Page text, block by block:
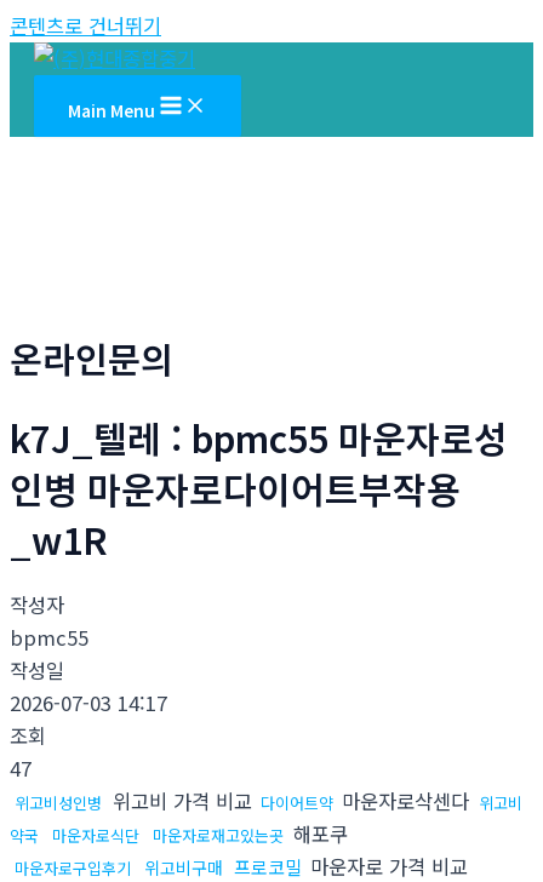
콘텐츠로 건너뛰기
Main Menu
온라인문의
k7J_텔레 : bpmc55 마운자로성
인병 마운자로다이어트부작용
_w1R
작성자
bpmc55
작성일
2026-07-03 14:17
조회
47
위고비성인병 위고비 가격 비교 다이어트약 마운자로삭센다 위고비
약국
마운자로식단 마운자로재고있는곳 해포쿠
마운자로구입후기 위고비구매 프로코밀 마운자로 가격 비교